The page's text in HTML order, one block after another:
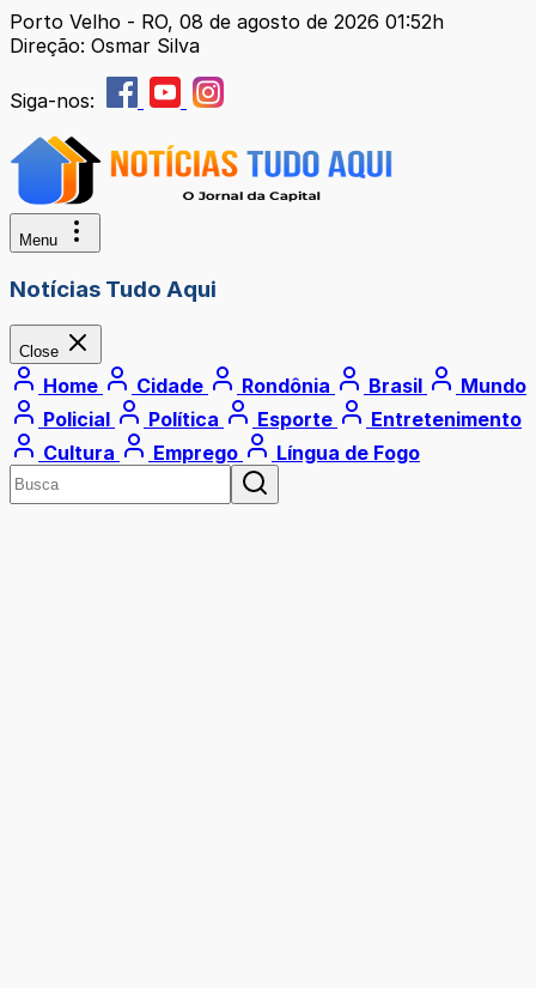
Porto Velho - RO, 08 de agosto de 2026 01:52h
Direção: Osmar Silva
Siga-nos:
Menu
Notícias Tudo Aqui
Close
Home Cidade Rondônia Brasil
Mundo
Policial
Política Esporte
Entretenimento
Cultura
Emprego Língua de Fogo